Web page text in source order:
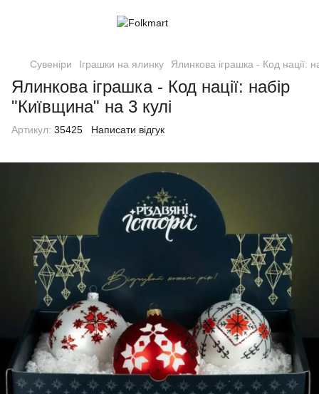
Сувеніри Іграшки на ялинку Ялинкова іграшка - Код нації:
Ялинкова іграшка - Код нації: набір
"Київщина" на 3 кулі
Артикул: 35425 Написати відгук